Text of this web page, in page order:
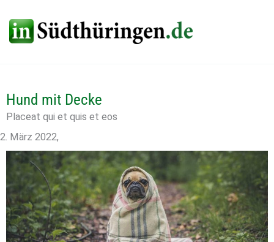
Inhalt
springen
Hund mit Decke
Placeat qui et quis et eos
2. März 2022,